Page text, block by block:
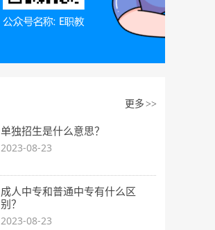
更多 >>
单独招生是什么意思？
2023-08-23
成人中专和普通中专有什么区
别？
2023-08-23